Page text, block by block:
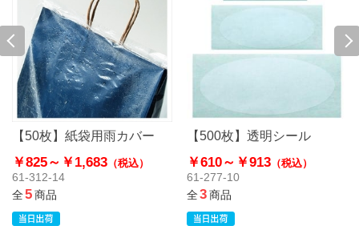
【50枚】紙袋用雨カバー
￥825～ ￥1,683 （税込）
61-312-14
全5商品
【500枚】透明シール
￥610～ ￥913 （税込）
61-277-10
全3商品